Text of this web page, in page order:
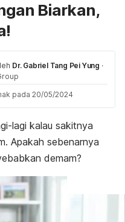
Biarkan,
Dr. Gabriel Tang Pei Yung ·
pada 20/05/2024
lagi kalau sakitnya
Apakah sebenarnya
demam?